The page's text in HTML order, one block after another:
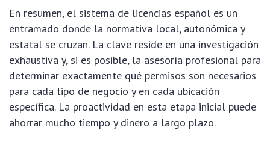
En resumen, el sistema de licencias español es un
entramado donde la normativa local, autonómica y
estatal se cruzan. La clave reside en una investigación
exhaustiva y, si es posible, la asesoría profesional para
determinar exactamente qué permisos son necesarios
para cada tipo de negocio y en cada ubicación
específica. La proactividad en esta etapa inicial puede
ahorrar mucho tiempo y dinero a largo plazo.